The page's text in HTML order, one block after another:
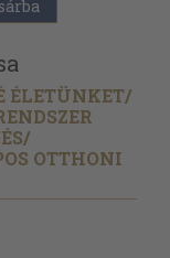
ÉLETÜNKET/
OTTHONI